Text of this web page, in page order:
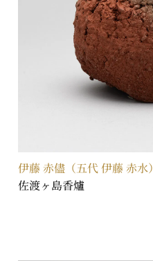
伊藤 赤儘（五代 伊藤 赤水）
佐渡ヶ島香爐